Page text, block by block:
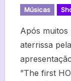
Músicas
Após muitos
aterrissa
”The first